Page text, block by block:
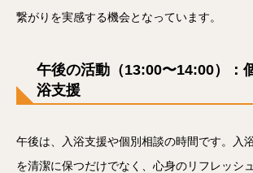
繋がりを実感する機会となっています。
午後の活動（13:00〜14:00）：
浴支援
午後は、入浴支援や個別相談の時間です。入
を清潔に保つだけでなく、心身のリフレッシ